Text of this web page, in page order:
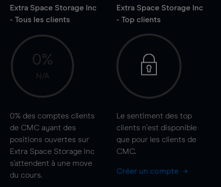
Extra Space Storage Inc
- Tous les clients
0%
N/A
0% des comptes clients
de CMC ayant des
positions ouvertes sur
Extra Space Storage Inc
s'attendent à une move
du cours.
Extra Space Storage Inc
- Top clients
Le sentiment des top
clients n'est disponible
que pour les clients de
CMC.
Créer un compte